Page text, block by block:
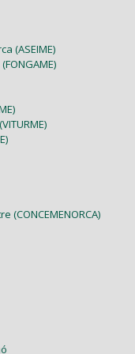
(ASEIME)
(CONCEMENORCA)